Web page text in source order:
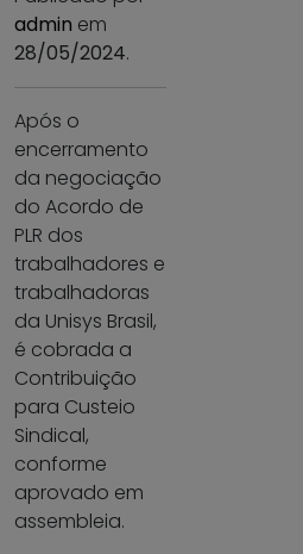
admin em
28/05/2024.
Após o
encerramento
da negociação
do Acordo de
PLR dos
trabalhadores e
trabalhadoras
da Unisys Brasil,
é cobrada a
Contribuição
para Custeio
Sindical,
conforme
aprovado em
assembleia.